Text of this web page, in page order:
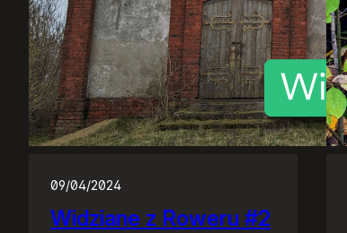
09/04/2024
Widziane z Roweru #2